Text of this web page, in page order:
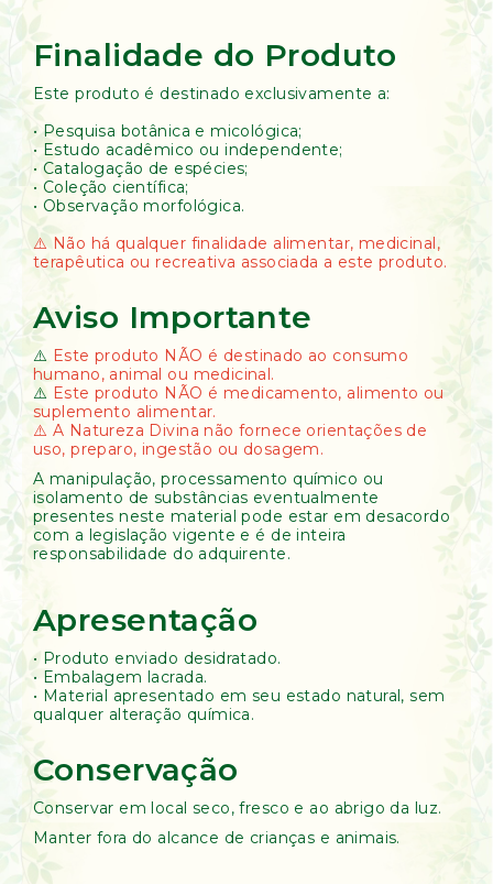
Finalidade do Produto
Este produto é destinado exclusivamente a:
• Pesquisa botânica e micológica;
• Estudo acadêmico ou independente;
• Catalogação de espécies;
• Coleção científica;
• Observação morfológica.
⚠️ Não há qualquer finalidade alimentar, medicinal,
terapêutica ou recreativa associada a este produto.
Aviso Importante
⚠️ Este produto NÃO é destinado ao consumo
humano, animal ou medicinal.
⚠️ Este produto NÃO é medicamento, alimento ou
suplemento alimentar.
⚠️ A Natureza Divina não fornece orientações de
uso, preparo, ingestão ou dosagem.
A manipulação, processamento químico ou
isolamento de substâncias eventualmente
presentes neste material pode estar em desacordo
com a legislação vigente e é de inteira
responsabilidade do adquirente.
Apresentação
• Produto enviado desidratado.
• Embalagem lacrada.
• Material apresentado em seu estado natural, sem
qualquer alteração química.
Conservação
Conservar em local seco, fresco e ao abrigo da luz.
Manter fora do alcance de crianças e animais.